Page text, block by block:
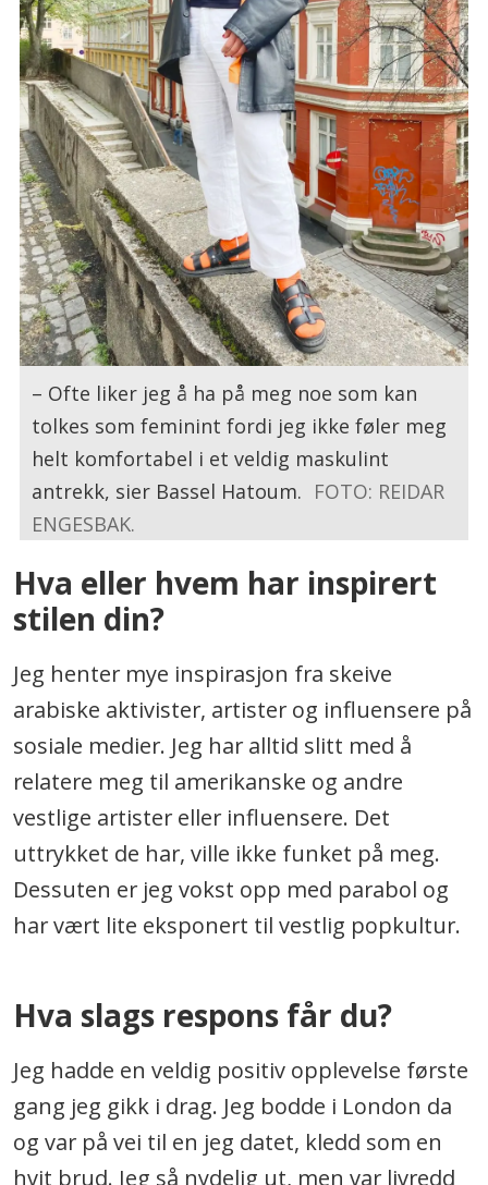
– Ofte liker jeg å ha på meg noe som kan
tolkes som feminint fordi jeg ikke føler meg
helt komfortabel i et veldig maskulint
antrekk, sier Bassel Hatoum. FOTO: REIDAR
ENGESBAK.
Hva eller hvem har inspirert
stilen din?
Jeg henter mye inspirasjon fra skeive
arabiske aktivister, artister og influensere på
sosiale medier. Jeg har alltid slitt med å
relatere meg til amerikanske og andre
vestlige artister eller influensere. Det
uttrykket de har, ville ikke funket på meg.
Dessuten er jeg vokst opp med parabol og
har vært lite eksponert til vestlig popkultur.
Hva slags respons får du?
Jeg hadde en veldig positiv opplevelse første
gang jeg gikk i drag. Jeg bodde i London da
og var på vei til en jeg datet, kledd som en
hvit brud. Jeg så nydelig ut, men var livredd